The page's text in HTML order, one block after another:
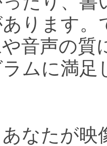
ります
音声の
ムに満足
なたが